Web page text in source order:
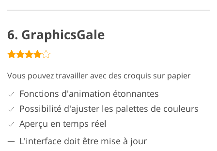
6. GraphicsGale
Vous pouvez travailler avec des croquis sur papier
Fonctions d'animation étonnantes
Possibilité d'ajuster les palettes de couleurs
Aperçu en temps réel
L'interface doit être mise à jour